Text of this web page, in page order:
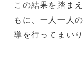
この結果を踏ま
もに、一人一人
導を行ってまいり